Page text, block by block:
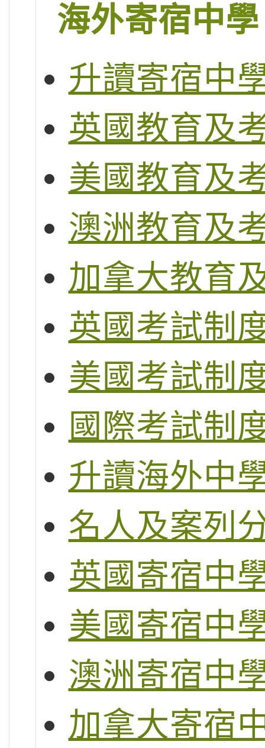
海外寄宿中學
升讀寄宿中
英國教育及
美國教育及
澳洲教育及
加拿大教育
英國考試制
美國考試制
國際考試制
升讀海外中
名人及案列
英國寄宿中
美國寄宿中
澳洲寄宿中
加拿大寄宿